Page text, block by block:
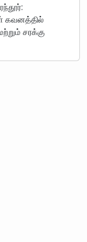
கவனத்தில்
சரக்கு